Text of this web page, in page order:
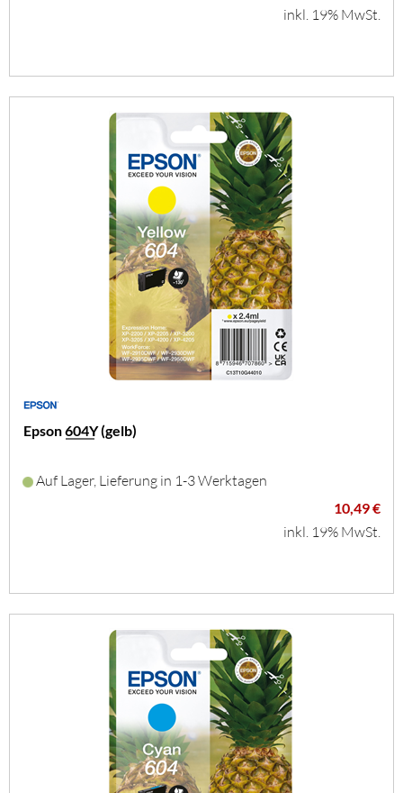
inkl. 19% MwSt.
Epson 604Y (gelb)
Auf Lager, Lieferung in 1-3 Werktagen
10,49 €
inkl. 19% MwSt.